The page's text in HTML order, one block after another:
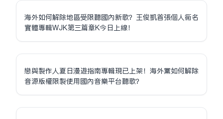
海外如何解除地區受限聽國內新歌？王俊凱首張個人同名
實體專輯WJK第三篇章K今日上線！
戀與製作人夏日漫遊指南專輯現已上架！海外黨如何解除
音源版權限制使用國內音樂平台聽歌？